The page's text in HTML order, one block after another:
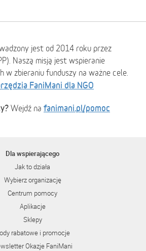
jest od 2014 roku przez
Naszą misją jest wspieranie
w zbieraniu funduszy na ważne cele.
FaniMani dla NGO
Wejdź na fanimani.pl/pomoc
Dla wspierającego
Jak to działa
Wybierz organizację
Centrum pomocy
Aplikacje
Sklepy
rabatowe i promocje
Okazje FaniMani